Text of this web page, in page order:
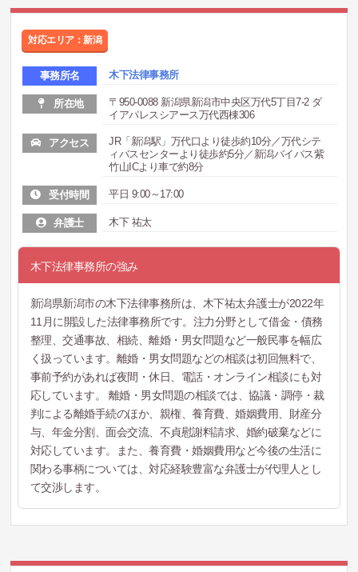
対応エリア：新潟
事務所名 木下法律事務所
所在地
〒950-0088 新潟県新潟市中央区万代5丁目7-2 ダ
イアパレスシアース万代西棟306
アクセス
JR「新潟駅」万代口より徒歩約10分／万代シテ
ィバスセンターより徒歩約5分／新潟バイパス紫
竹山ICより車で約8分
受付時間 平日 9:00～17:00
弁護士 木下 祐太
木下法律事務所の強み
新潟県新潟市の木下法律事務所は、木下祐太弁護士が2022年
11月に開設した法律事務所です。注力分野として借金・債務
整理、交通事故、相続、離婚・男女問題など一般民事を幅広
く扱っています。離婚・男女問題などの相談は初回無料で、
事前予約があれば夜間・休日、電話・オンライン相談にも対
応しています。 離婚・男女問題の相談では、協議・調停・裁
判による離婚手続のほか、親権、養育費、婚姻費用、財産分
与、年金分割、面会交流、不貞慰謝料請求、婚約破棄などに
対応しています。また、養育費・婚姻費用など今後の生活に
関わる事柄については、対応経験豊富な弁護士が代理人とし
て交渉します。